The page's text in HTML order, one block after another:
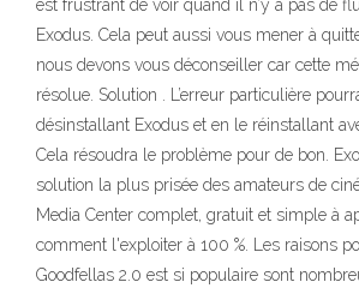
est frustrant de voir quand il n’y a pas de
Exodus. Cela peut aussi vous mener à
nous devons vous déconseiller car cette
résolue. Solution . L’erreur particulière
désinstallant Exodus et en le réinstallant
Cela résoudra le problème pour de bon.
solution la plus prisée des amateurs de
Media Center complet, gratuit et simple à
comment l'exploiter à 100 %. Les raisons
Goodfellas 2.0 est si populaire sont